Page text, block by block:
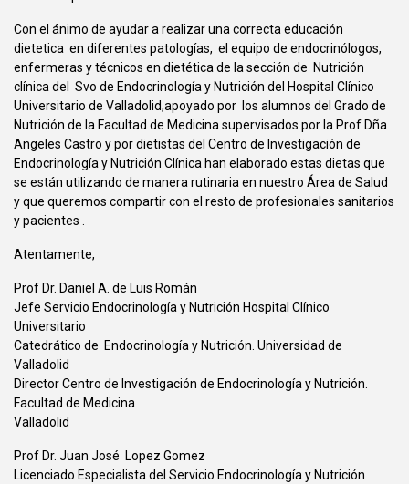
Con el ánimo de ayudar a realizar una correcta educación
dietetica en diferentes patologías, el equipo de endocrinólogos,
enfermeras y técnicos en dietética de la sección de Nutrición
clínica del Svo de Endocrinología y Nutrición del Hospital Clínico
Universitario de Valladolid,apoyado por los alumnos del Grado de
Nutrición de la Facultad de Medicina supervisados por la Prof Dña
Angeles Castro y por dietistas del Centro de Investigación de
Endocrinología y Nutrición Clínica han elaborado estas dietas que
se están utilizando de manera rutinaria en nuestro Área de Salud
y que queremos compartir con el resto de profesionales sanitarios
y pacientes .
Atentamente,
Prof Dr. Daniel A. de Luis Román
Jefe Servicio Endocrinología y Nutrición Hospital Clínico
Universitario
Catedrático de Endocrinología y Nutrición. Universidad de
Valladolid
Director Centro de Investigación de Endocrinología y Nutrición.
Facultad de Medicina
Valladolid
Prof Dr. Juan José Lopez Gomez
Licenciado Especialista del Servicio Endocrinología y Nutrición